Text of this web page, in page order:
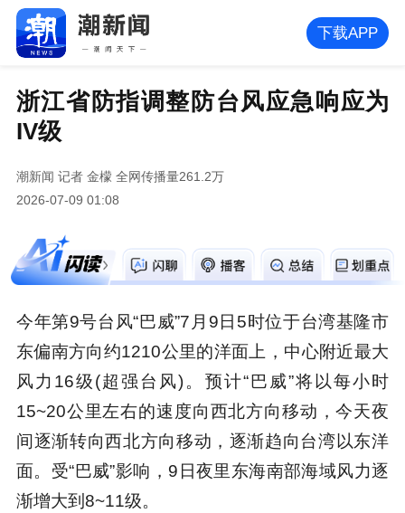
下载APP
浙江省防指调整防台风应急响应为
IV级
潮新闻 记者 金檬 全网传播量261.2万
2026-07-09 01:08
今年第9号台风“巴威”7月9日5时位于台湾基隆市
东偏南方向约1210公里的洋面上，中心附近最大
风力16级(超强台风)。预计“巴威”将以每小时
15~20公里左右的速度向西北方向移动，今天夜
间逐渐转向西北方向移动，逐渐趋向台湾以东洋
面。受“巴威”影响，9日夜里东海南部海域风力逐
渐增大到8~11级。